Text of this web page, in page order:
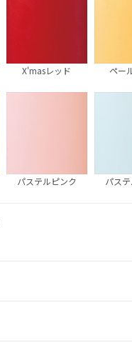
X'masレッド ペー
パステルピンク パス